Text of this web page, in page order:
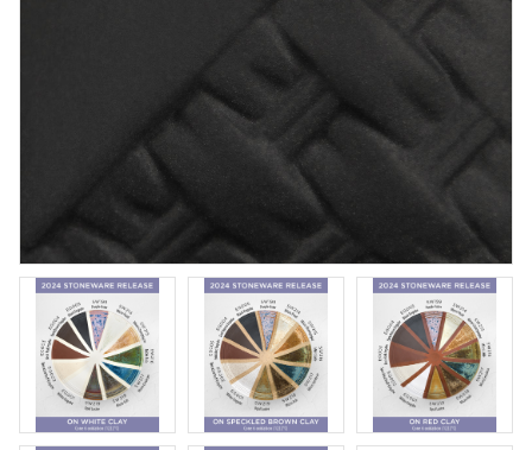
Royal Soft Fan
Penslar från Royal & Langnickel